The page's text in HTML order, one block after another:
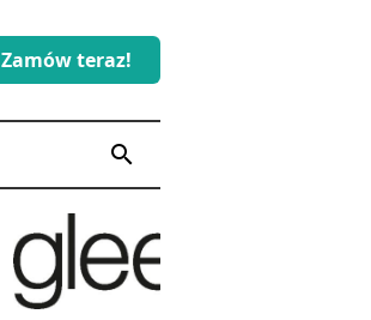
Zamów teraz!
search